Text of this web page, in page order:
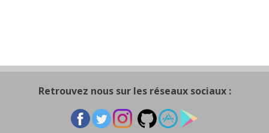
Retrouvez nous sur les réseaux sociaux :